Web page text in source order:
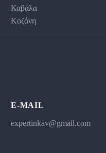
Καβάλα
Κοζάνη
E-MAIL
expertinkav@gmail.com